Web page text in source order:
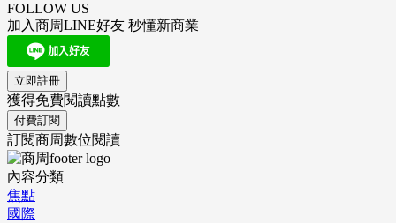
FOLLOW US
加入商周LINE好友 秒懂新商業
立即註冊
獲得免費閱讀點數
付費訂閱
訂閱商周數位閱讀
內容分類
焦點
國際